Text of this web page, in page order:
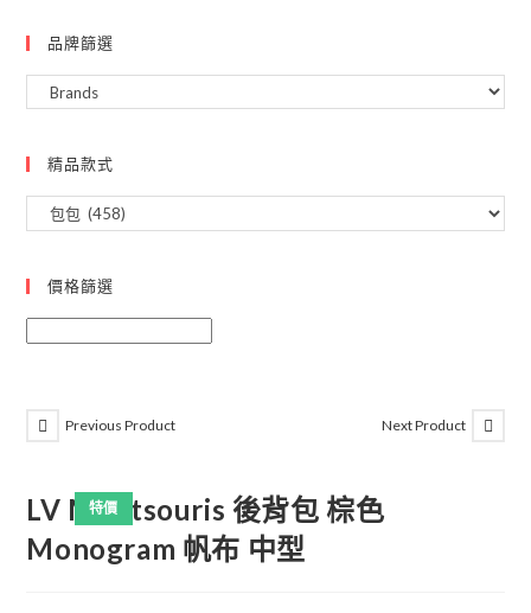
品牌篩選
精品款式
價格篩選
特價
Previous Product Next Product
LV Montsouris 後背包 棕色
Monogram 帆布 中型